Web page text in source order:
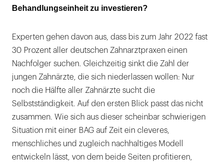
Behandlungseinheit zu investieren?
Experten gehen davon aus, dass bis zum Jahr 2022 fast
30 Prozent aller deutschen Zahnarztpraxen einen
Nachfolger suchen. Gleichzeitig sinkt die Zahl der
jungen Zahnärzte, die sich niederlassen wollen: Nur
noch die Hälfte aller Zahnärzte sucht die
Selbstständigkeit. Auf den ersten Blick passt das nicht
zusammen. Wie sich aus dieser scheinbar schwierigen
Situation mit einer BAG auf Zeit ein cleveres,
menschliches und zugleich nachhaltiges Modell
entwickeln lässt, von dem beide Seiten profitieren,